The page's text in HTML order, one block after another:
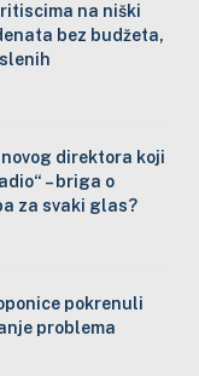
na niški
bez budžeta,
direktora koji
– briga o
za svaki glas?
pokrenuli
problema